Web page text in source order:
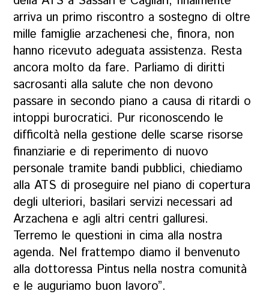
arriva un primo riscontro a sostegno di oltre
mille famiglie arzachenesi che, finora, non
hanno ricevuto adeguata assistenza. Resta
ancora molto da fare. Parliamo di diritti
sacrosanti alla salute che non devono
passare in secondo piano a causa di ritardi o
intoppi burocratici. Pur riconoscendo le
difficoltà nella gestione delle scarse risorse
finanziarie e di reperimento di nuovo
personale tramite bandi pubblici, chiediamo
alla ATS di proseguire nel piano di copertura
degli ulteriori, basilari servizi necessari ad
Arzachena e agli altri centri galluresi.
Terremo le questioni in cima alla nostra
agenda. Nel frattempo diamo il benvenuto
alla dottoressa Pintus nella nostra comunità
e le auguriamo buon lavoro”.